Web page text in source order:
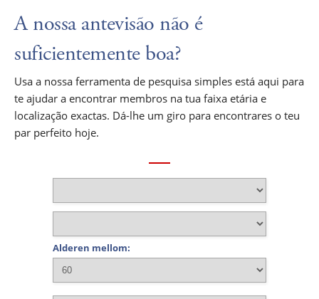
A nossa antevisão não é
suficientemente boa?
Usa a nossa ferramenta de pesquisa simples está aqui para
te ajudar a encontrar membros na tua faixa etária e
localização exactas. Dá-lhe um giro para encontrares o teu
par perfeito hoje.
Alderen mellom: